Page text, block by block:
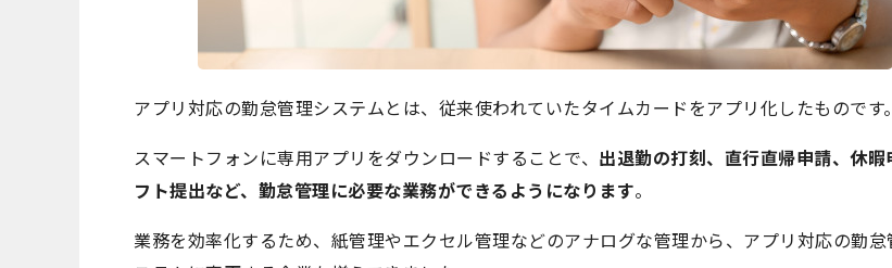
アプリ対応の勤怠管理システムとは、従来使われていたタイムカードをアプリ化したものです。
スマートフォンに専用アプリをダウンロードすることで、 出退勤の打刻、直行直帰申請、休暇
フト提出など、勤怠管理に必要な業務ができるようになります。
業務を効率化するため、紙管理やエクセル管理などのアナログな管理から、アプリ対応の勤怠